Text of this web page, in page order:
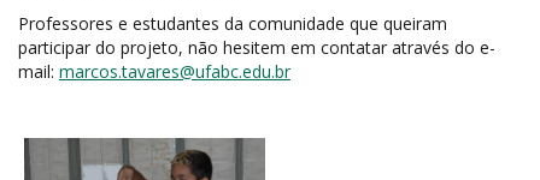
Professores e estudantes da comunidade que queiram
participar do projeto, não hesitem em contatar através do e-
mail: marcos.tavares@ufabc.edu.br